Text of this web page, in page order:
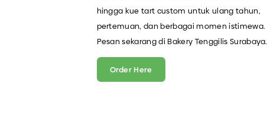
hingga kue tart custom untuk ulang tahun,
pertemuan, dan berbagai momen istimewa.
Pesan sekarang di Bakery Tenggilis Surabaya.
Order Here